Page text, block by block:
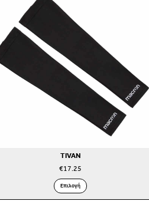
TIVAN
€17.25
Επιλογή